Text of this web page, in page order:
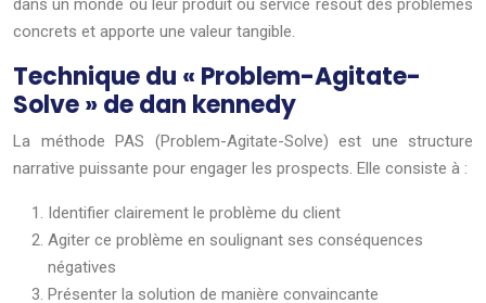
dans un monde où leur produit ou service résout des problèmes
concrets et apporte une valeur tangible.
Technique du « Problem-Agitate-
Solve » de dan kennedy
La méthode PAS (Problem-Agitate-Solve) est une structure
narrative puissante pour engager les prospects. Elle consiste à :
Identifier clairement le problème du client
Agiter ce problème en soulignant ses conséquences
négatives
Présenter la solution de manière convaincante